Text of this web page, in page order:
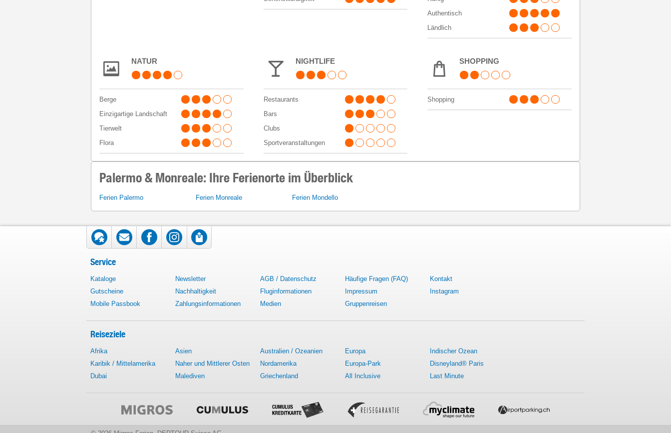
Authentisch
Ländlich
NATUR
Berge
Einzigartige Landschaft
Tierwelt
Flora
NIGHTLIFE
Restaurants
Bars
Clubs
Sportveranstaltungen
SHOPPING
Shopping
Palermo & Monreale: Ihre Ferienorte im Überblick
Ferien Palermo Ferien Monreale Ferien Mondello
Service
Kataloge Newsletter AGB / Datenschutz Häufige Fragen (FAQ)
Kontakt
Gutscheine
Nachhaltigkeit Fluginformationen Impressum
Instagram
Mobile Passbook
Zahlungsinformationen Medien Gruppenreisen
Reiseziele
Afrika Asien Australien / Ozeanien Europa
Indischer Ozean
Karibik / Mittelamerika
Naher und Mittlerer Osten Nordamerika Europa-Park
Disneyland® Paris
Dubai
Malediven Griechenland All Inclusive Last Minute